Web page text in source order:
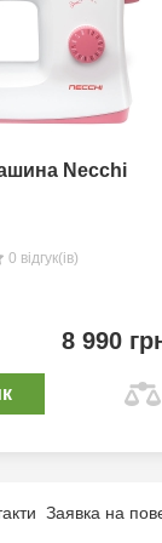
Necchi
0 відгук(ів)
8 990
Заявка на